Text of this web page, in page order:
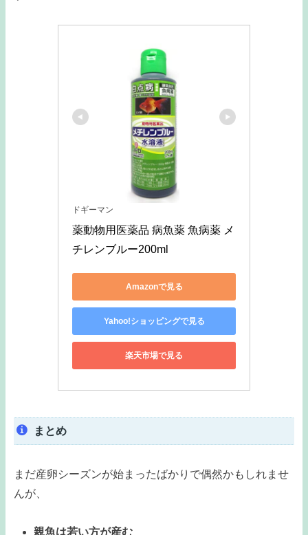
ドギーマン
薬動物用医薬品 病魚薬 魚病薬 メ
チレンブルー200ml
Amazonで見る
Yahoo!ショッピングで見る
楽天市場で見る
まとめ
まだ産卵シーズンが始まったばかりで偶然かもしれませ
んが、
親魚は若い方が産む